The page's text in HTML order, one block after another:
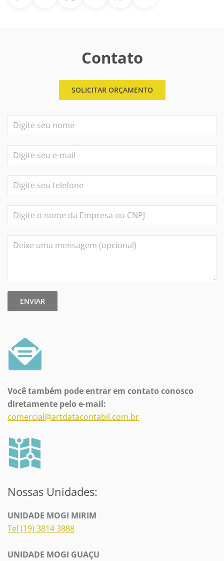
Contato
SOLICITAR ORÇAMENTO
ENVIAR
Você também pode entrar em contato conosco
diretamente pelo e-mail:
comercial@artdatacontabil.com.br
Nossas Unidades:
UNIDADE MOGI MIRIM
Tel (19) 3814 3888
UNIDADE MOGI GUAÇU